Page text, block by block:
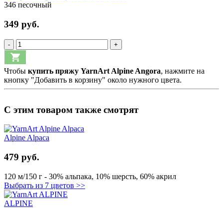
346 песочный
349 руб.
- +
Чтобы купить пряжу YarnArt Alpine Angora, нажмите на
кнопку "Добавить в корзину" около нужного цвета.
С этим товаром также смотрят
Alpine Alpaca
479 руб.
120 м/150 г - 30% альпака, 10% шерсть, 60% акрил
Выбрать из 7 цветов >>
ALPINE